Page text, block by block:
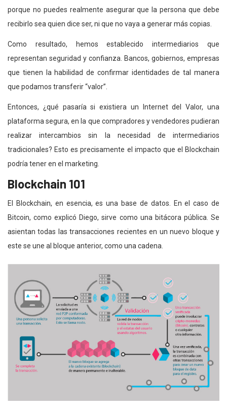
porque no puedes realmente asegurar que la persona que debe
recibirlo sea quien dice ser, ni que no vaya a generar más copias.
Como resultado, hemos establecido intermediarios que
representan seguridad y confianza. Bancos, gobiernos, empresas
que tienen la habilidad de confirmar identidades de tal manera
que podamos transferir “valor”.
Entonces, ¿qué pasaría si existiera un Internet del Valor, una
plataforma segura, en la que compradores y vendedores pudieran
realizar intercambios sin la necesidad de intermediarios
tradicionales? Esto es precisamente el impacto que el Blockchain
podría tener en el marketing.
Blockchain 101
El Blockchain, en esencia, es una base de datos. En el caso de
Bitcoin, como explicó Diego, sirve como una bitácora pública. Se
asientan todas las transacciones recientes en un nuevo bloque y
este se une al bloque anterior, como una cadena.